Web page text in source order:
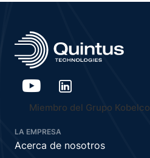
Miembro del Grupo Kobelco
LA EMPRESA
Acerca de nosotros